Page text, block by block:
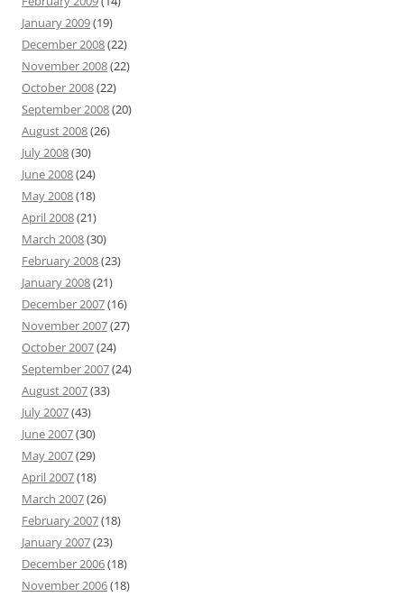
January 2009(19)
December 2008(22)
November 2008(22)
October 2008(22)
September 2008(20)
August 2008(26)
July 2008(30)
June 2008(24)
May 2008(18)
April 2008(21)
March 2008(30)
February 2008(23)
January 2008(21)
December 2007(16)
November 2007(27)
October 2007(24)
September 2007(24)
August 2007(33)
July 2007(43)
June 2007(30)
May 2007(29)
April 2007(18)
March 2007(26)
February 2007(18)
January 2007(23)
December 2006(18)
November 2006(18)